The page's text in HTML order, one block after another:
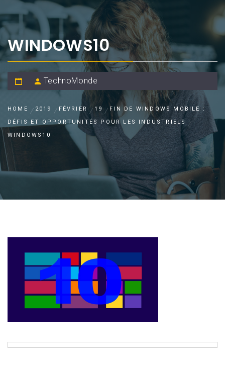
WINDOWS10
TechnoMonde
HOME 2019 FÉVRIER 19
FIN DE WINDOWS MOBILE :
DÉFIS ET OPPORTUNITÉS POUR LES INDUSTRIELS
WINDOWS10